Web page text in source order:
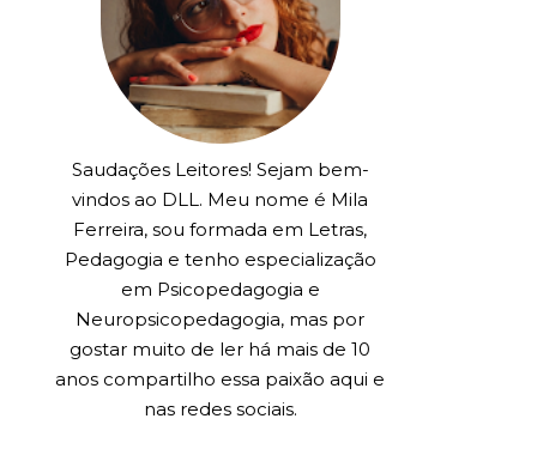
Saudações Leitores! Sejam bem-
vindos ao DLL. Meu nome é Mila
Ferreira, sou formada em Letras,
Pedagogia e tenho especialização
em Psicopedagogia e
Neuropsicopedagogia, mas por
gostar muito de ler há mais de 10
anos compartilho essa paixão aqui e
nas redes sociais.